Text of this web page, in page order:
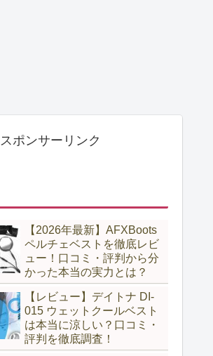
スポンサーリンク
【2026年最新】AFXBoots
ペルチェベストを徹底レビ
ュー！口コミ・評判から分
かった本当の実力とは？
【レビュー】デイトナ DI-
015 ウェットクールベスト
は本当に涼しい？口コミ・
評判を徹底調査！